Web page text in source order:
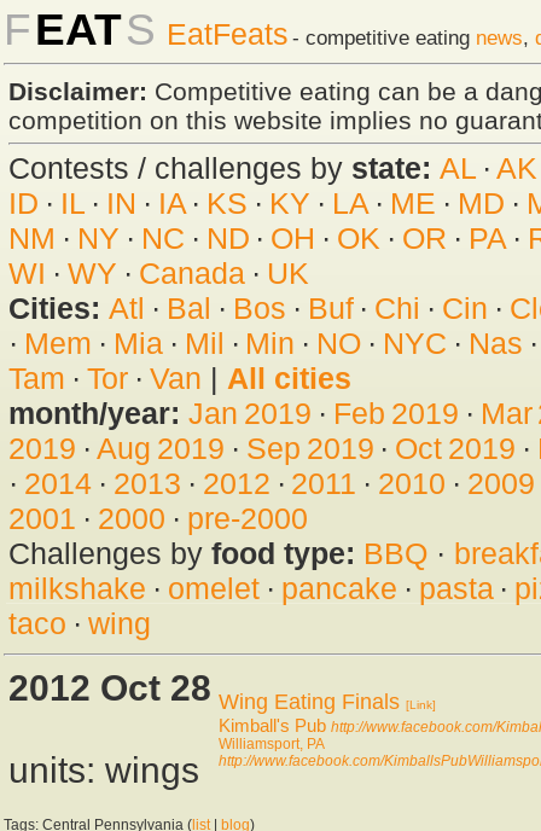
FEATS EatFeats - competitive eating news,
Disclaimer: Competitive eating can be a
competition on this website implies no
Contests / challenges by state: AL · AK
ID · IL· IN · IA· KS · KY · LA · ME · MD ·
NM · NY · NC · ND · OH · OK · OR · PA·
WI · WY · Canada· UK
Cities: Atl · Bal · Bos · Buf· Chi · Cin ·
· Mem · Mia· Mil · Min · NO · NYC · Nas
Tam · Tor· Van | All cities
month/year: Jan 2019 · Feb 2019 · Mar
2019 · Aug 2019 · Sep 2019 · Oct 2019 ·
· 2014· 2013 · 2012 · 2011 · 2010 · 2009
2001 · 2000 · pre-2000
Challenges by food type: BBQ ·
milkshake · omelet· pancake · pasta·
taco · wing
2012 Oct 28
units: wings
Wing Eating Finals [Link]
Kimball's Pub http://www.facebook.com/
Williamsport, PA
http://www.facebook.com/
Tags: Central Pennsylvania ( list| blog)